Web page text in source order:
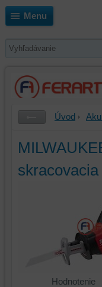
Menu
Úvod
Hodnotenie